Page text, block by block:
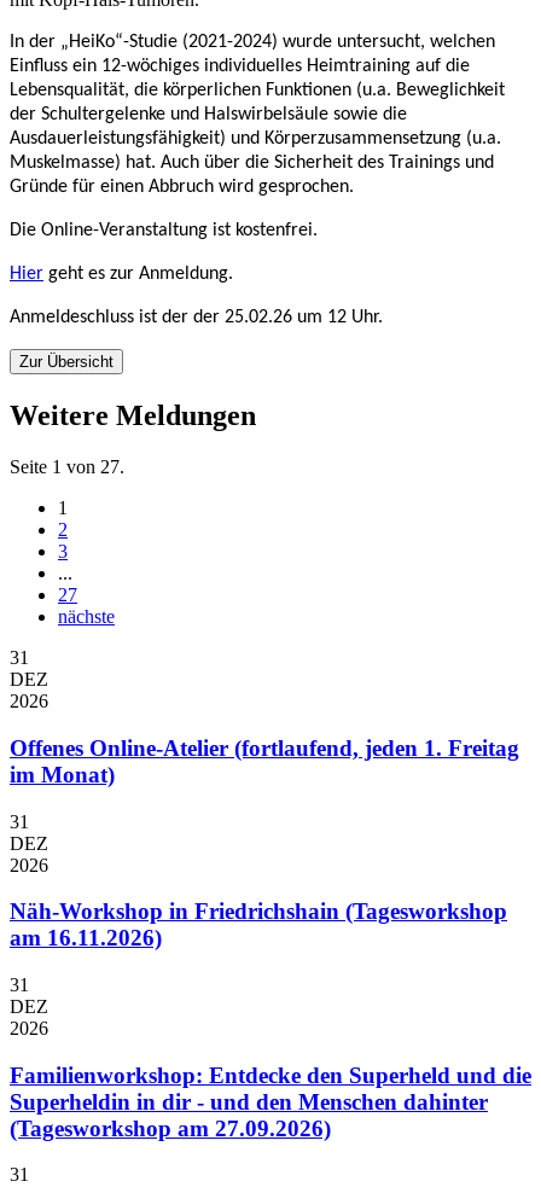
In der „HeiKo“-Studie (2021-2024) wurde untersucht, welchen
Einfluss ein 12-wöchiges individuelles Heimtraining auf die
Lebensqualität, die körperlichen Funktionen (u.a. Beweglichkeit
der Schultergelenke und Halswirbelsäule sowie die
Ausdauerleistungsfähigkeit) und Körperzusammensetzung (u.a.
Muskelmasse) hat. Auch über die Sicherheit des Trainings und
Gründe für einen Abbruch wird gesprochen.
Die Online-Veranstaltung ist kostenfrei.
Hier geht es zur Anmeldung.
Anmeldeschluss ist der der 25.02.26 um 12 Uhr.
Zur Übersicht
Weitere Meldungen
Seite 1 von 27.
1
2
3
...
27
nächste
31
DEZ
2026
Offenes Online-Atelier (fortlaufend, jeden 1. Freitag
im Monat)
31
DEZ
2026
Näh-Workshop in Friedrichshain (Tagesworkshop
am 16.11.2026)
31
DEZ
2026
Familienworkshop: Entdecke den Superheld und die
Superheldin in dir - und den Menschen dahinter
(Tagesworkshop am 27.09.2026)
31